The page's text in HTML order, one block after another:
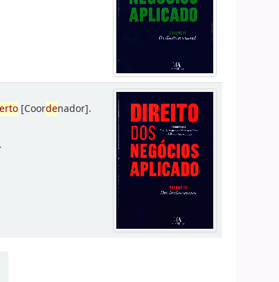
[Coordenador].